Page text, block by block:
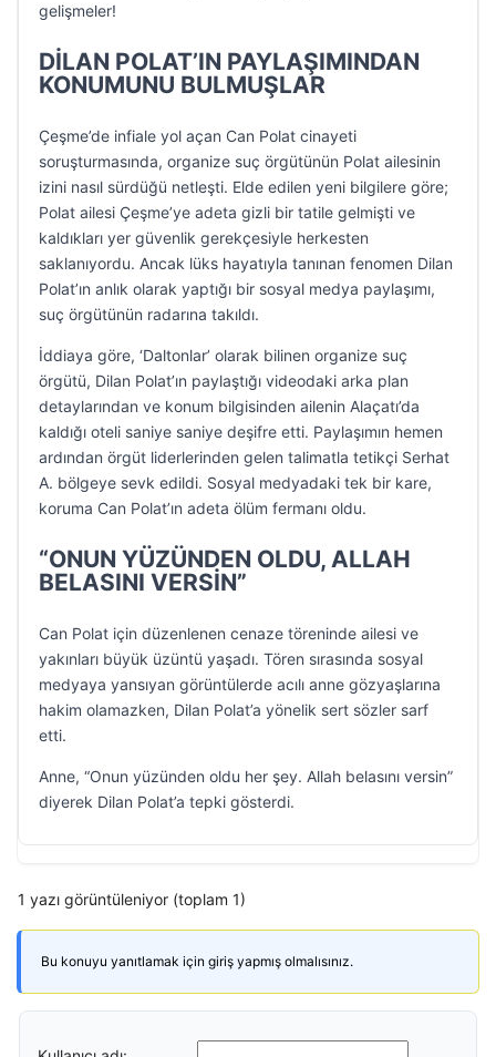
gelişmeler!
DİLAN POLAT’IN PAYLAŞIMINDAN
KONUMUNU BULMUŞLAR
Çeşme’de infiale yol açan Can Polat cinayeti
soruşturmasında, organize suç örgütünün Polat ailesinin
izini nasıl sürdüğü netleşti. Elde edilen yeni bilgilere göre;
Polat ailesi Çeşme’ye adeta gizli bir tatile gelmişti ve
kaldıkları yer güvenlik gerekçesiyle herkesten
saklanıyordu. Ancak lüks hayatıyla tanınan fenomen Dilan
Polat’ın anlık olarak yaptığı bir sosyal medya paylaşımı,
suç örgütünün radarına takıldı.
İddiaya göre, ‘Daltonlar’ olarak bilinen organize suç
örgütü, Dilan Polat’ın paylaştığı videodaki arka plan
detaylarından ve konum bilgisinden ailenin Alaçatı’da
kaldığı oteli saniye saniye deşifre etti. Paylaşımın hemen
ardından örgüt liderlerinden gelen talimatla tetikçi Serhat
A. bölgeye sevk edildi. Sosyal medyadaki tek bir kare,
koruma Can Polat’ın adeta ölüm fermanı oldu.
“ONUN YÜZÜNDEN OLDU, ALLAH
BELASINI VERSİN”
Can Polat için düzenlenen cenaze töreninde ailesi ve
yakınları büyük üzüntü yaşadı. Tören sırasında sosyal
medyaya yansıyan görüntülerde acılı anne gözyaşlarına
hakim olamazken, Dilan Polat’a yönelik sert sözler sarf
etti.
Anne, “Onun yüzünden oldu her şey. Allah belasını versin”
diyerek Dilan Polat’a tepki gösterdi.
1 yazı görüntüleniyor (toplam 1)
Bu konuyu yanıtlamak için giriş yapmış olmalısınız.